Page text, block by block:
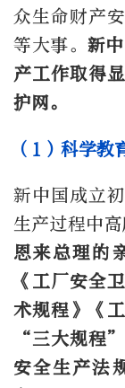
众生命财产
等大事。 新
产工作取得
护网。
（1）科学教
新中国成立
生产过程中高
恩来总理的
《工厂安全
术规程》《
“三大规程
安全生产法